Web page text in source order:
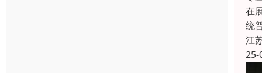
在
统
江
25-